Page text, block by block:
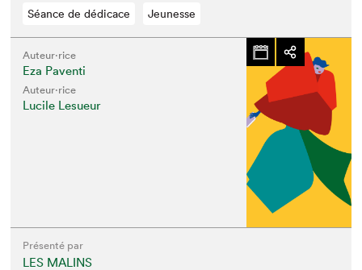
Séance de dédicace Jeunesse
Auteur·rice
Eza Paventi
Auteur·rice
Lucile Lesueur
Présenté par
LES MALINS